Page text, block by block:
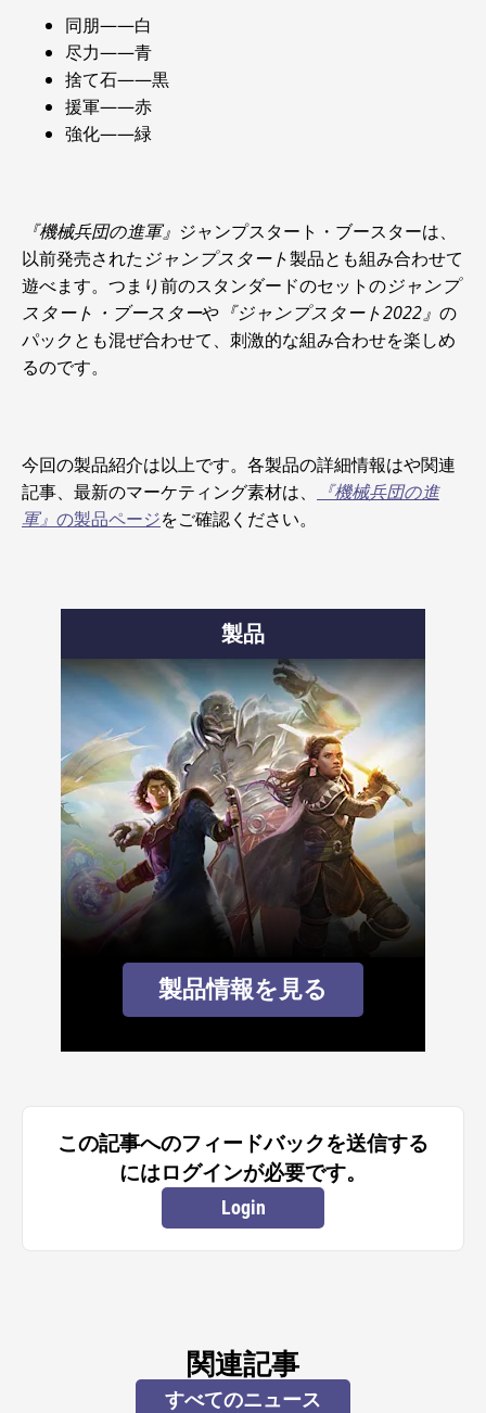
同朋――白
尽力――青
捨て石――黒
援軍――赤
強化――緑
『機械兵団の進軍』 ジャンプスタート・ブースターは、
以前発売された ジャンプスタート製品とも組み合わせて
遊べます。つまり前のスタンダードのセットのジャンプ
スタート・ブースターや 『ジャンプスタート2022』 の
パックとも混ぜ合わせて、刺激的な組み合わせを楽しめ
るのです。
今回の製品紹介は以上です。各製品の詳細情報はや関連
記事、最新のマーケティング素材は、
『機械兵団の進
軍』 の製品ページをご確認ください。
製品
製品情報を見る
この記事へのフィードバックを送信する
にはログインが必要です。
Login
関連記事
すべてのニュース